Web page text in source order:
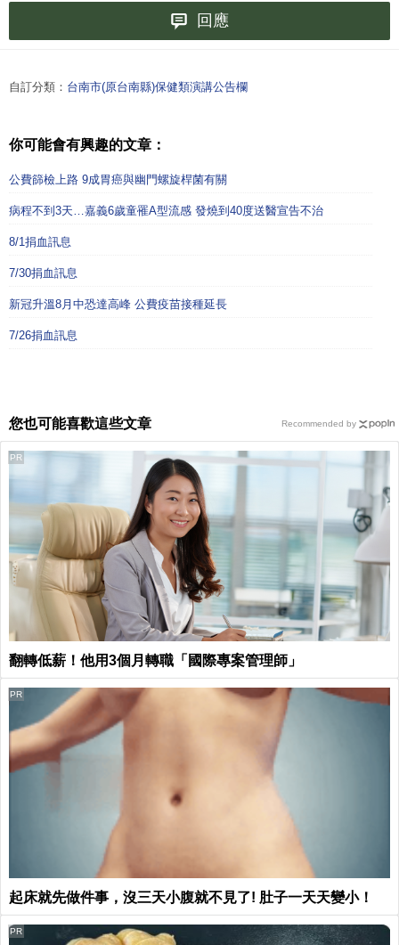
回應
自訂分類： 台南市(原台南縣)保健類演講公告欄
你可能會有興趣的文章：
公費篩檢上路 9成胃癌與幽門螺旋桿菌有關
病程不到3天…嘉義6歲童罹A型流感 發燒到40度送醫宣告不治
8/1捐血訊息
7/30捐血訊息
新冠升溫8月中恐達高峰 公費疫苗接種延長
7/26捐血訊息
您也可能喜歡這些文章
翻轉低薪！他用3個月轉職「國際專案管理師」
PR
起床就先做件事，沒三天小腹就不見了! 肚子一天天變小！
PR
PR
Recommended by